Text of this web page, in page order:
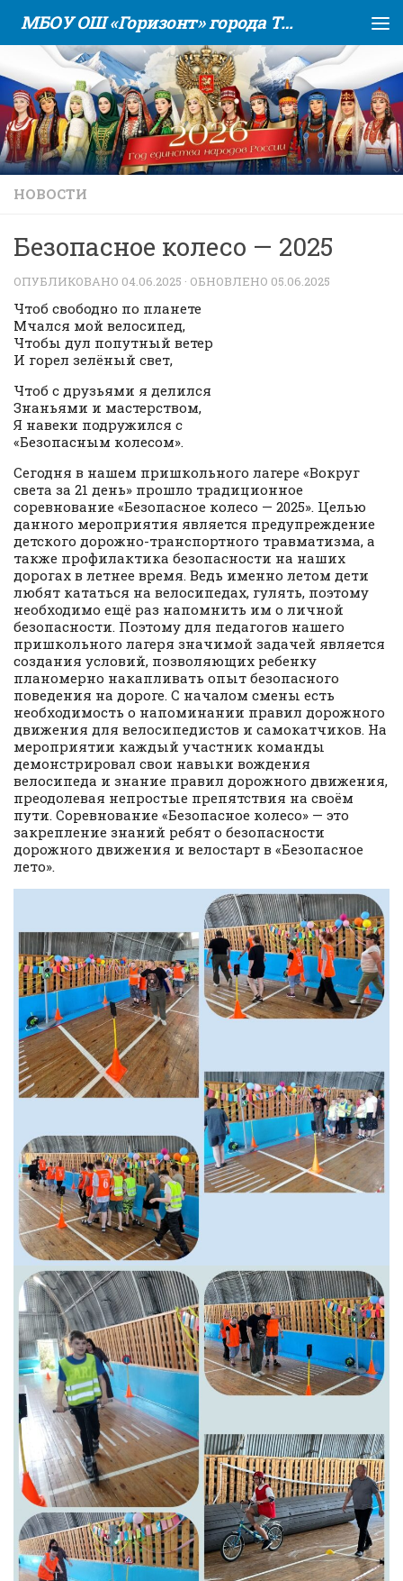
Skip to content МБОУ ОШ «Горизонт» города Тюмени
НОВОСТИ
Безопасное колесо — 2025
ОПУБЛИКОВАНО 04.06.2025 · ОБНОВЛЕНО 05.06.2025
Чтоб свободно по планете
Мчался мой велосипед,
Чтобы дул попутный ветер
И горел зелёный свет,
Чтоб с друзьями я делился
Знаньями и мастерством,
Я навеки подружился с
«Безопасным колесом».
Сегодня в нашем пришкольного лагере «Вокруг
света за 21 день» прошло традиционное
соревнование «Безопасное колесо — 2025». Целью
данного мероприятия является предупреждение
детского дорожно-транспортного травматизма, а
также профилактика безопасности на наших
дорогах в летнее время. Ведь именно летом дети
любят кататься на велосипедах, гулять, поэтому
необходимо ещё раз напомнить им о личной
безопасности. Поэтому для педагогов нашего
пришкольного лагеря значимой задачей является
создания условий, позволяющих ребенку
планомерно накапливать опыт безопасного
поведения на дороге. С началом смены есть
необходимость о напоминании правил дорожного
движения для велосипедистов и самокатчиков. На
мероприятии каждый участник команды
демонстрировал свои навыки вождения
велосипеда и знание правил дорожного движения,
преодолевая непростые препятствия на своём
пути. Соревнование «Безопасное колесо» — это
закрепление знаний ребят о безопасности
дорожного движения и велостарт в «Безопасное
лето».